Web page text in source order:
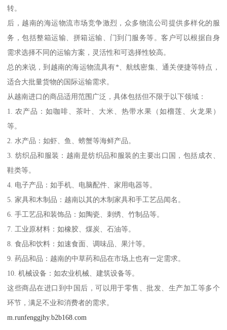
转。
后，越南的海运物流市场竞争激烈，众多物流公司提供多样化的服
务，包括整箱运输、拼箱运输、门到门服务等。客户可以根据自身
需求选择不同的运输方案，灵活性和可选择性较高。
总的来说，到越南的海运物流具有*、航线密集、通关便捷等特点，
适合大批量货物的国际运输需求。
从越南进口的商品适用范围广泛，具体包括但不限于以下领域：
1. 农产品：如咖啡、茶叶、大米、热带水果（如榴莲、火龙果）
等。
2. 水产品：如虾、鱼、螃蟹等海鲜产品。
3. 纺织品和服装：越南是纺织品和服装的主要出口国，包括成衣、
鞋类等。
4. 电子产品：如手机、电脑配件、家用电器等。
5. 家具和木制品：越南以其的木制家具和手工艺品闻名。
6. 手工艺品和装饰品：如陶瓷、刺绣、竹制品等。
7. 工业原材料：如橡胶、煤炭、石油等。
8. 食品和饮料：如速食面、调味品、果汁等。
9. 药品和品：越南的中草药和品在市场上也有一定需求。
10. 机械设备：如农业机械、建筑设备等。
这些商品在进口到中国后，可以用于零售、批发、生产加工等多个
环节，满足不业和消费者的需求。
m.runfenggjhy.b2b168.com